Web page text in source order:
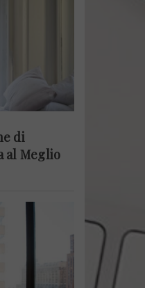
di
al Meglio